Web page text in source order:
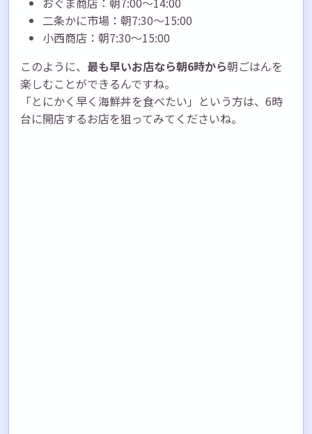
二条かに市場：朝7:30〜15:00
小西商店：朝7:30〜15:00
このように、 最も早いお店なら朝6時から朝ごはんを
楽しむことができるんですね。
「とにかく早く海鮮丼を食べたい」という方は、6時
台に開店するお店を狙ってみてくださいね。